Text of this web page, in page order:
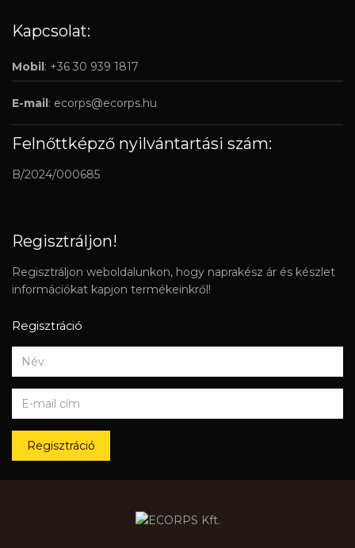
Kapcsolat:
Mobil: +36 30 939 1817
E-mail: ecorps@ecorps.hu
Felnőttképző nyilvántartási szám:
B/2024/000685
Regisztráljon!
Regisztráljon weboldalunkon, hogy naprakész ár és készlet
információkat kapjon termékeinkről!
Regisztráció
Regisztráció